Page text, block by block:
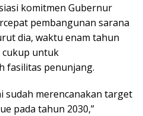
komitmen Gubernur
pembangunan sarana
dia, waktu enam tahun
cukup untuk
fasilitas penunjang.
sudah merencanakan target
pada tahun 2030,”